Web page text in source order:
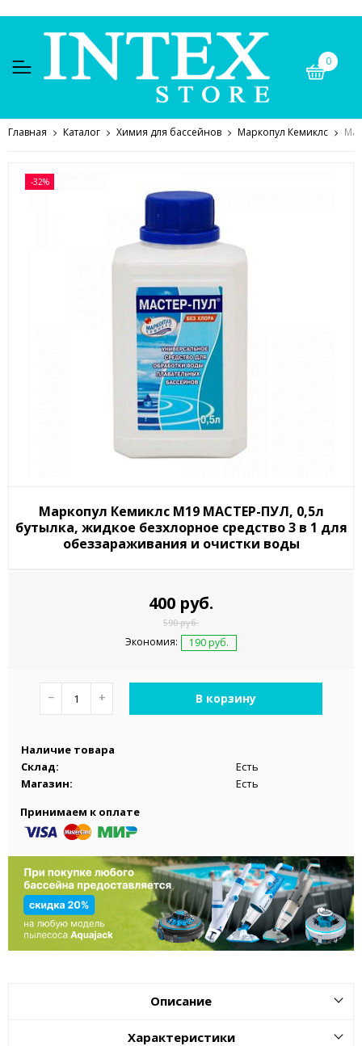
0
Главная Каталог Химия для бассейнов Маркопул Кемиклс
-32%
Маркопул Кемиклс М19 МАСТЕР-ПУЛ, 0,5л
бутылка, жидкое безхлорное средство 3 в 1 для
обеззараживания и очистки воды
400 руб.
590 руб.
Экономия: 190 руб.
− + В корзину
Наличие товара
Склад:
Есть
Магазин:
Есть
Принимаем к оплате
Описание
Характеристики